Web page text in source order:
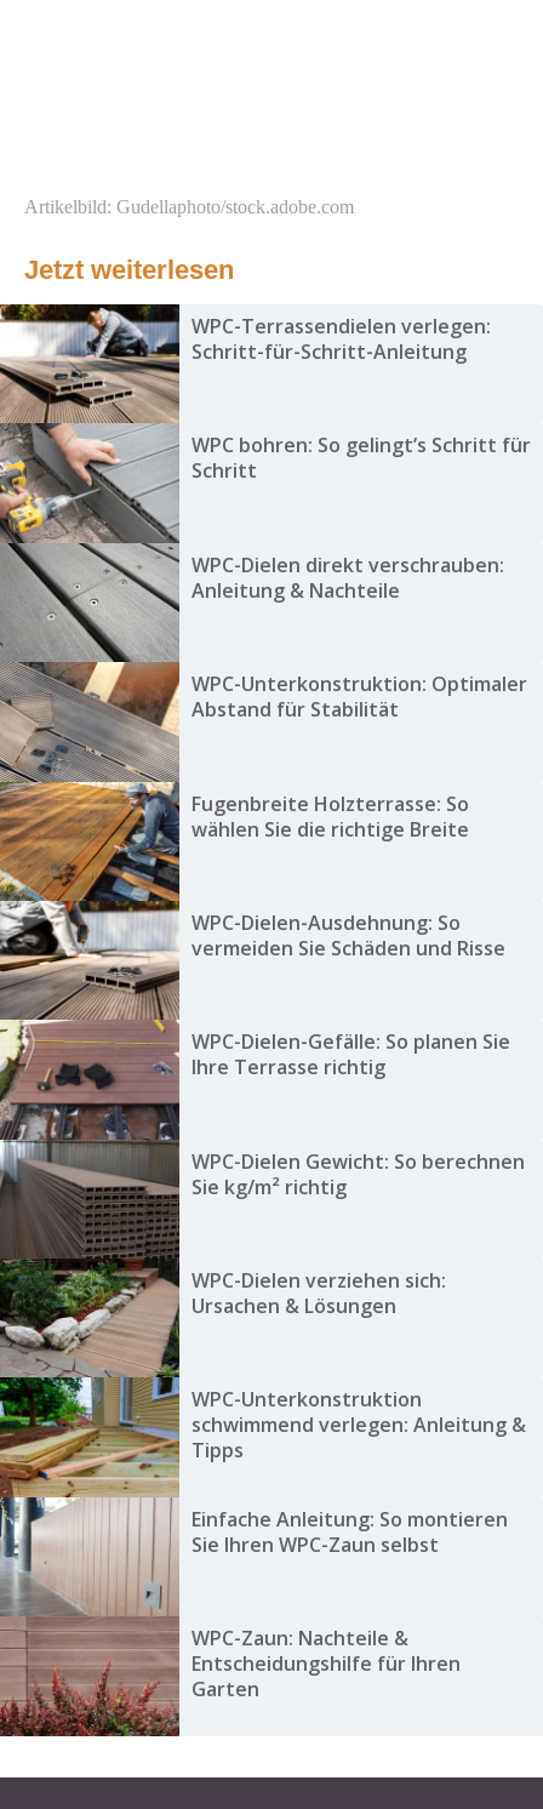
Artikelbild: Gudellaphoto/stock.adobe.com
Jetzt weiterlesen
WPC-Terrassendielen verlegen:
Schritt-für-Schritt-Anleitung
WPC bohren: So gelingt’s Schritt für
Schritt
WPC-Dielen direkt verschrauben:
Anleitung & Nachteile
WPC-Unterkonstruktion: Optimaler
Abstand für Stabilität
Fugenbreite Holzterrasse: So
wählen Sie die richtige Breite
WPC-Dielen-Ausdehnung: So
vermeiden Sie Schäden und Risse
WPC-Dielen-Gefälle: So planen Sie
Ihre Terrasse richtig
WPC-Dielen Gewicht: So berechnen
Sie kg/m² richtig
WPC-Dielen verziehen sich:
Ursachen & Lösungen
WPC-Unterkonstruktion
schwimmend verlegen: Anleitung &
Tipps
Einfache Anleitung: So montieren
Sie Ihren WPC-Zaun selbst
WPC-Zaun: Nachteile &
Entscheidungshilfe für Ihren
Garten